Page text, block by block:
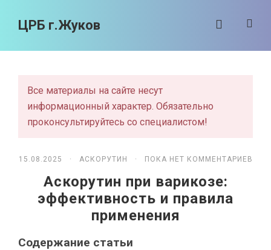
ЦРБ г.Жуков
Все материалы на сайте несут
информационный характер. Обязательно
проконсультируйтесь со специалистом!
15.08.2025 · АСКОРУТИН · ПОКА НЕТ КОММЕНТАРИЕВ
Аскорутин при варикозе:
эффективность и правила
применения
Содержание статьи